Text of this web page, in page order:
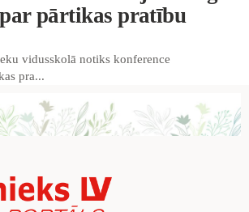
pārtikas pratību
vidusskolā notiks konference
pra...